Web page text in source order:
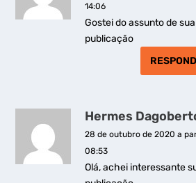
14:06
Gostei do assunto de sua
publicação
Hermes
28 de outubro de 2020 a
08:53
Olá, achei interessante